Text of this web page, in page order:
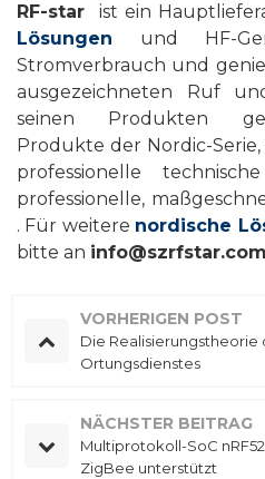
RF-star ist ein
Lösungen und HF-
Stromverbrauch und
ausgezeichneten Ruf
seinen Produkten
Produkte der Nordic-Serie,
professionelle
professionelle,
. Für weitere nordische
bitte an info@szrfstar.com
VORHERIGEN POST
Die Realisierungstheorie
Ortungsdienstes
NÄCHSTER BEITRAG
Multiprotokoll-SoC
ZigBee unterstützt